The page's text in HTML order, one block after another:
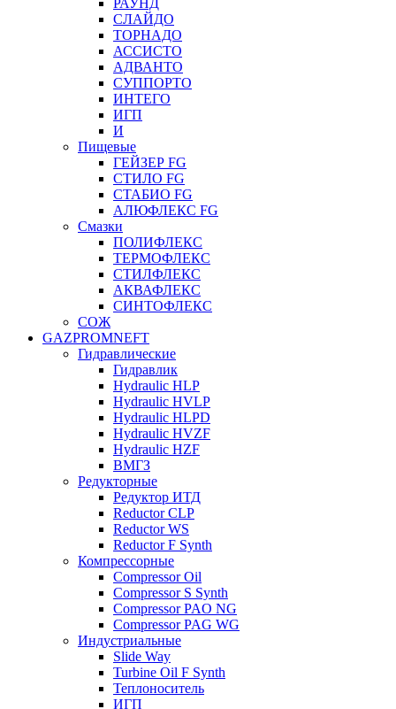
РАУНД
СЛАЙДО
ТОРНАДО
АССИСТО
АДВАНТО
СУППОРТО
ИНТЕГО
ИГП
И
Пищевые
ГЕЙЗЕР FG
СТИЛО FG
СТАБИО FG
АЛЮФЛЕКС FG
Смазки
ПОЛИФЛЕКС
ТЕРМОФЛЕКС
СТИЛФЛЕКС
АКВАФЛЕКС
СИНТОФЛЕКС
СОЖ
GAZPROMNEFT
Гидравлические
Гидравлик
Hydraulic HLP
Hydraulic HVLP
Hydraulic HLPD
Hydraulic HVZF
Hydraulic HZF
ВМГЗ
Редукторные
Редуктор ИТД
Reductor CLP
Reductor WS
Reductor F Synth
Компрессорные
Compressor Oil
Compressor S Synth
Compressor PAO NG
Compressor PAG WG
Индустриальные
Slide Way
Turbine Oil F Synth
Теплоноситель
ИГП